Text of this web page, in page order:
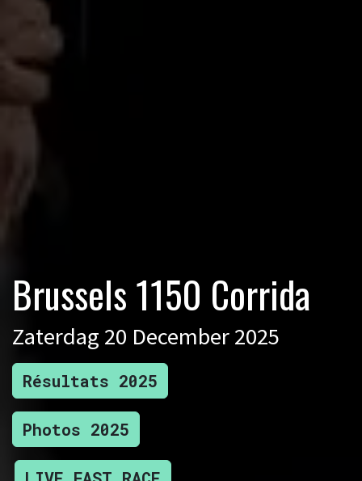
Brussels 1150 Corrida
Zaterdag 20 December 2025
Résultats 2025
Photos 2025